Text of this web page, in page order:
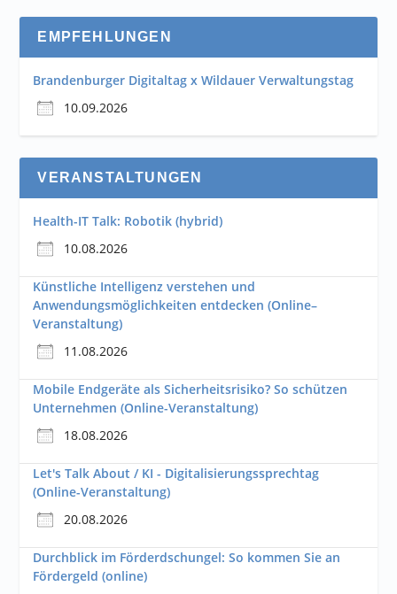
EMPFEHLUNGEN
Brandenburger Digitaltag x Wildauer Verwaltungstag
10.09.2026
VERANSTALTUNGEN
Health-IT Talk: Robotik (hybrid)
10.08.2026
Künstliche Intelligenz verstehen und
Anwendungsmöglichkeiten entdecken (Online–
Veranstaltung)
11.08.2026
Mobile Endgeräte als Sicherheitsrisiko? So schützen
Unternehmen (Online-Veranstaltung)
18.08.2026
Let's Talk About / KI - Digitalisierungssprechtag
(Online-Veranstaltung)
20.08.2026
Durchblick im Förderdschungel: So kommen Sie an
Fördergeld (online)